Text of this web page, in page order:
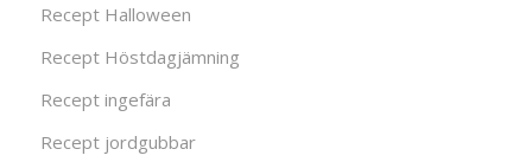
Recept Halloween
Recept Höstdagjämning
Recept ingefära
Recept jordgubbar